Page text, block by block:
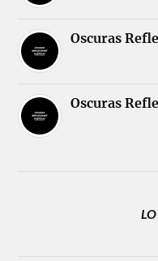
Oscuras
Oscuras